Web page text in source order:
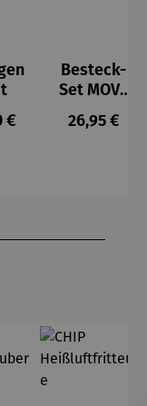
Preis:
€
Besteck-
Set MOVE
4-teilig
Regulärer
26,95 €